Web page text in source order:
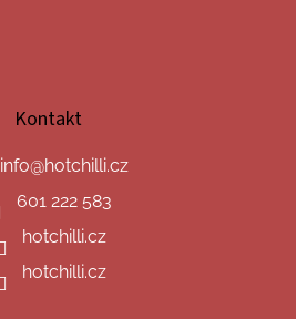
Kontakt
info@hotchilli.cz
601 222 583
hotchilli.cz
hotchilli.cz